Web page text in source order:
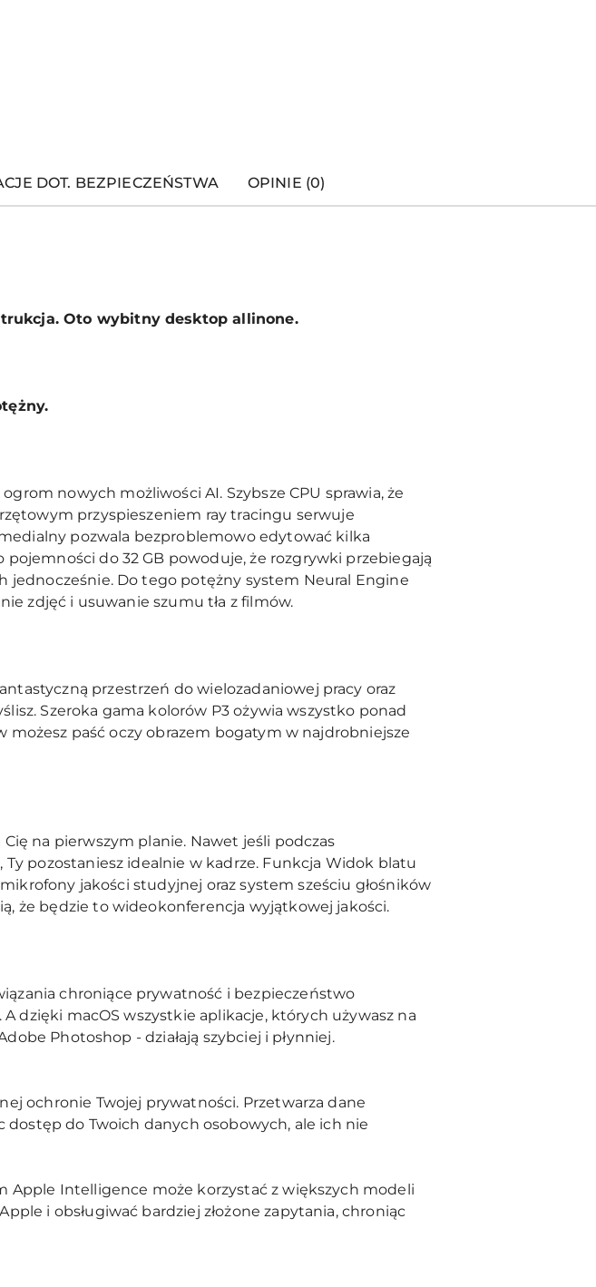
DOT. BEZPIECZEŃSTWA OPINIE (0)
Oto wybitny desktop allinone.
nowych możliwości AI. Szybsze CPU sprawia, że
przyspieszeniem ray tracingu serwuje
pozwala bezproblemowo edytować kilka
do 32 GB powoduje, że rozgrywki przebiegają
jednocześnie. Do tego potężny system Neural Engine
zdjęć i usuwanie szumu tła z filmów.
przestrzeń do wielozadaniowej pracy oraz
Szeroka gama kolorów P3 ożywia wszystko ponad
możesz paść oczy obrazem bogatym w najdrobniejsze
na pierwszym planie. Nawet jeśli podczas
pozostaniesz idealnie w kadrze. Funkcja Widok blatu
jakości studyjnej oraz system sześciu głośników
że będzie to wideokonferencja wyjątkowej jakości.
chroniące prywatność i bezpieczeństwo
dzięki macOS wszystkie aplikacje, których używasz na
Photoshop - działają szybciej i płynniej.
ochronie Twojej prywatności. Przetwarza dane
do Twoich danych osobowych, ale ich nie
Apple Intelligence może korzystać z większych modeli
i obsługiwać bardziej złożone zapytania, chroniąc